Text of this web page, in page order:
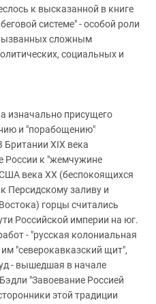
к высказанной в книге
системе" - особой роли
сложным
социальных и
изначально присущего
и "порабощению"
Британии XIX века
России к "жемчужине
века XX (беспокоящихся
Персидскому заливу и
горцы считались
Российской империи на юг.
- "русская колониальная
"северокавказский щит",
- вышедшая в начале
"Завоевание Россией
этой традиции